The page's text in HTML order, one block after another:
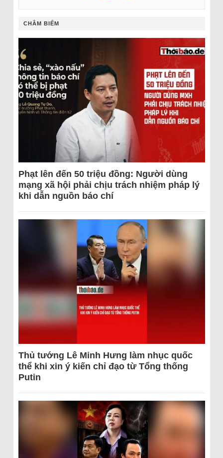
CHÂM BIẾM
Phạt lên đến 50 triệu đồng: Người dùng
mạng xã hội phải chịu trách nhiệm pháp lý
khi dẫn nguồn báo chí
Thủ tướng Lê Minh Hưng làm nhục quốc
thể khi xin ý kiến chỉ đạo từ Tổng thống
Putin